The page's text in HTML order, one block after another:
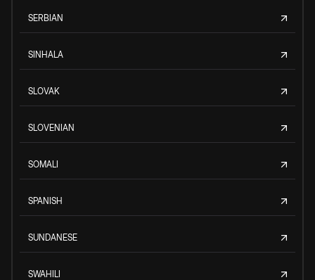
SERBIAN
SINHALA
SLOVAK
SLOVENIAN
SOMALI
SPANISH
SUNDANESE
SWAHILI